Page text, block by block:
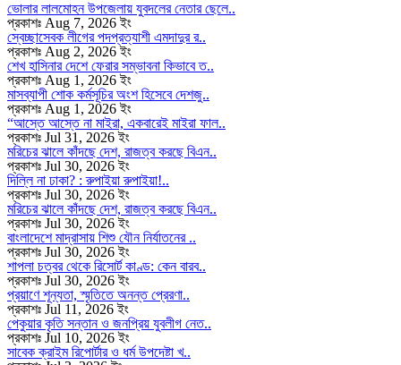
ভোলার লালমোহন উপজেলায় যুবদলের নেতার ছেলে..
প্রকাশঃ Aug 7, 2026 ইং
স্বেচ্ছাসেবক লীগের পদপ্রত্যাশী এমদাদুর র..
প্রকাশঃ Aug 2, 2026 ইং
শেখ হাসিনার দেশে ফেরার সম্ভাবনা কিভাবে ত..
প্রকাশঃ Aug 1, 2026 ইং
মাসব্যাপী শোক কর্মসূচির অংশ হিসেবে দেশজু..
প্রকাশঃ Aug 1, 2026 ইং
“আস্তে আস্তে না মাইরা, একবারেই মাইরা ফাল..
প্রকাশঃ Jul 31, 2026 ইং
মরিচের ঝালে কাঁদছে দেশ, রাজত্ব করছে বিএন..
প্রকাশঃ Jul 30, 2026 ইং
দিল্লি না ঢাকা? : রুপাইয়া রুপাইয়া!..
প্রকাশঃ Jul 30, 2026 ইং
মরিচের ঝালে কাঁদছে দেশ, রাজত্ব করছে বিএন..
প্রকাশঃ Jul 30, 2026 ইং
বাংলাদেশে মাদ্রাসায় শিশু যৌন নির্যাতনের ..
প্রকাশঃ Jul 30, 2026 ইং
শাপলা চত্বর থেকে রিসোর্ট কাণ্ড: কেন বারব..
প্রকাশঃ Jul 30, 2026 ইং
প্রয়াণে শূন্যতা, স্মৃতিতে অনন্ত প্রেরণা..
প্রকাশঃ Jul 11, 2026 ইং
পেকুয়ার কৃতি সন্তান ও জনপ্রিয় যুবলীগ নেত..
প্রকাশঃ Jul 10, 2026 ইং
সাবেক ক্রাইম রিপোর্টার ও ধর্ম উপদেষ্টা খ..